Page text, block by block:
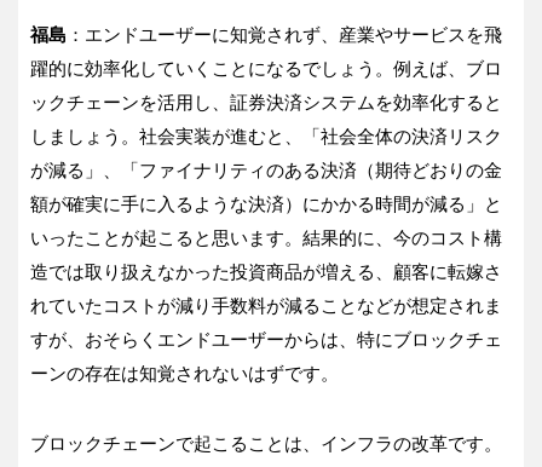
福島 ：エンドユーザーに知覚されず、産業やサービスを飛
躍的に効率化していくことになるでしょう。例えば、ブロ
ックチェーンを活用し、証券決済システムを効率化すると
しましょう。社会実装が進むと、「社会全体の決済リスク
が減る」、「ファイナリティのある決済（期待どおりの金
額が確実に手に入るような決済）にかかる時間が減る」と
いったことが起こると思います。結果的に、今のコスト構
造では取り扱えなかった投資商品が増える、顧客に転嫁さ
れていたコストが減り手数料が減ることなどが想定されま
すが、おそらくエンドユーザーからは、特にブロックチェ
ーンの存在は知覚されないはずです。
ブロックチェーンで起こることは、インフラの改革です。